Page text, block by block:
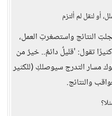
أو لنقل لم ألتزم
النتائج واستصغرتِ العمل،
تقول: 'قليلٌ دائمٌ.. خيرٌ من
مسار التدرج سيوصلكِ (للكثير
والنتائج.